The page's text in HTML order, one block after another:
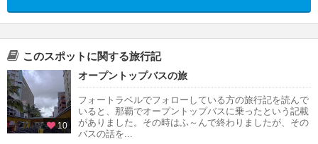
このスポットに関する旅行記
10
オープントップバスの旅
フォートラベルでフォローしている方の旅行記を読んで
いると、那覇でオープントップバスに乗ったという記載
がありました。その時はふ～んで終わりましたが、その
バスの話を...